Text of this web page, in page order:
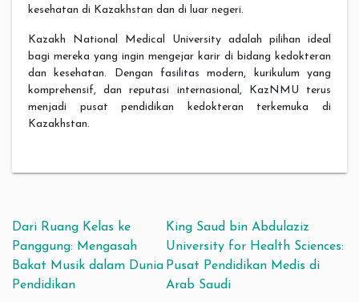
kesehatan di Kazakhstan dan di luar negeri.
Kazakh National Medical University adalah pilihan ideal
bagi mereka yang ingin mengejar karir di bidang kedokteran
dan kesehatan. Dengan fasilitas modern, kurikulum yang
komprehensif, dan reputasi internasional, KazNMU terus
menjadi pusat pendidikan kedokteran terkemuka di
Kazakhstan.
Post navigation
Dari Ruang Kelas ke
Panggung: Mengasah
Bakat Musik dalam Dunia
Pendidikan
King Saud bin Abdulaziz
University for Health Sciences:
Pusat Pendidikan Medis di
Arab Saudi